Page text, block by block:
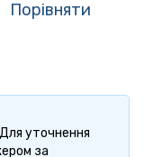
Порівняти
уточнення
за